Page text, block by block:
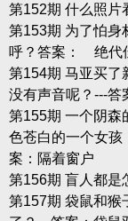
第152期 什么照片
第153期 为了怕身
呼？答案： 绝代
第154期 马亚买了
没有声音呢？---答
第155期 一个阴森
色苍白的一个女孩
案：隔着窗户
第156期 盲人都是
第157期 袋鼠和猴